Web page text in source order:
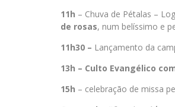
11h – Chuva de Pétalas –
de rosas, num belíssimo e
11h30 – Lançamento da
13h – Culto Evangélico
15h – celebração de missa